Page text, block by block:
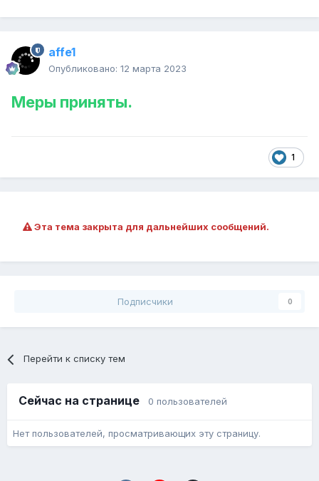
affe1
Опубликовано: 12 марта 2023
Меры приняты.
1
Эта тема закрыта для дальнейших сообщений.
Подписчики 0
Перейти к списку тем
Сейчас на странице 0 пользователей
Нет пользователей, просматривающих эту страницу.